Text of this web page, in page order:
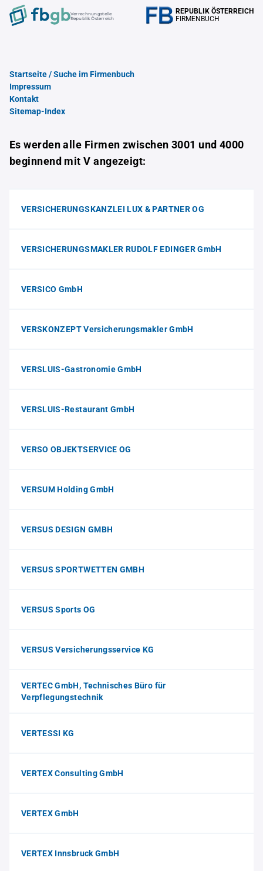
Verrechnungstelle
Republik Österreich
REPUBLIK ÖSTERREICH
FIRMENBUCH
Startseite / Suche im Firmenbuch
Impressum
Kontakt
Sitemap-Index
Es werden alle Firmen zwischen 3001 und 4000
beginnend mit V angezeigt:
VERSICHERUNGSKANZLEI LUX & PARTNER OG
VERSICHERUNGSMAKLER RUDOLF EDINGER GmbH
VERSICO GmbH
VERSKONZEPT Versicherungsmakler GmbH
VERSLUIS-Gastronomie GmbH
VERSLUIS-Restaurant GmbH
VERSO OBJEKTSERVICE OG
VERSUM Holding GmbH
VERSUS DESIGN GMBH
VERSUS SPORTWETTEN GMBH
VERSUS Sports OG
VERSUS Versicherungsservice KG
VERTEC GmbH, Technisches Büro für
Verpflegungstechnik
VERTESSI KG
VERTEX Consulting GmbH
VERTEX GmbH
VERTEX Innsbruck GmbH